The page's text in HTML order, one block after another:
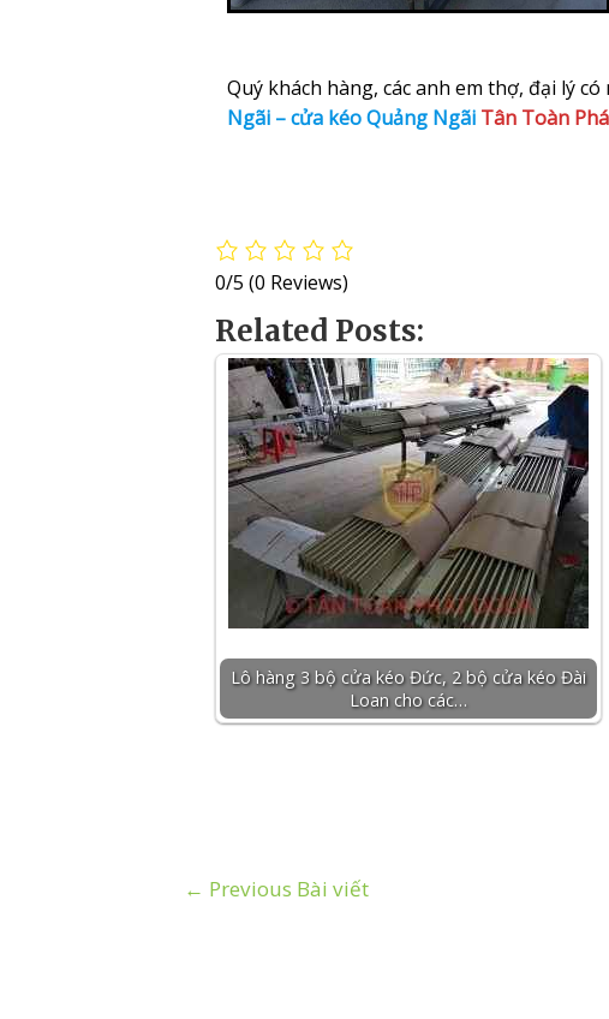
Quý khách hàng, các anh em thợ, đại lý
Ngãi – cửa kéo Quảng Ngãi Tân Toàn
0/5 (0 Reviews)
Related Posts:
Lô hàng 3 bộ cửa kéo Đức, 2 bộ cửa kéo Đài
Loan cho các…
← Previous Bài viết